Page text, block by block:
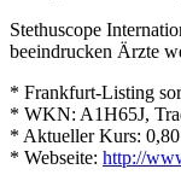
Stethuscope
beeindrucken Ärzte
* Frankfurt-Listing
* WKN: A1H65J,
* Aktueller Kurs:
* Webseite: http://